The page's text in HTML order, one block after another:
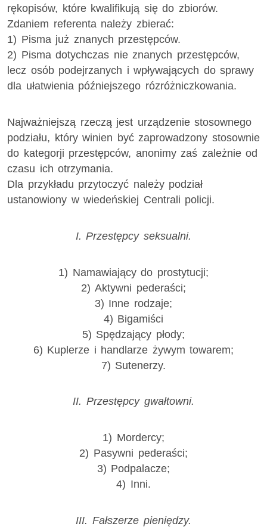
rękopisów, które kwalifikują się do zbiorów.
Zdaniem referenta należy zbierać:
1) Pisma już znanych przestępców.
2) Pisma dotychczas nie znanych przestępców,
lecz osób podejrzanych i wpływających do sprawy
dla ułatwienia późniejszego rózróżniczkowania.
Najważniejszą rzeczą jest urządzenie stosownego
podziału, który winien być zaprowadzony stosownie
do kategorji przestępców, anonimy zaś zależnie od
czasu ich otrzymania.
Dla przykładu przytoczyć należy podział
ustanowiony w wiedeńskiej Centrali policji.
I. Przestępcy seksualni.
1) Namawiający do prostytucji;
2) Aktywni pederaści;
3) Inne rodzaje;
4) Bigamiści
5) Spędzający płody;
6) Kuplerze i handlarze żywym towarem;
7) Sutenerzy.
II. Przestępcy gwałtowni.
1) Mordercy;
2) Pasywni pederaści;
3) Podpalacze;
4) Inni.
III. Fałszerze pieniędzy.